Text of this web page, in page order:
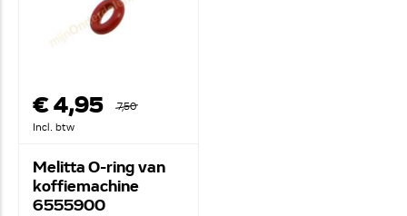
€ 4,95
7,50
Incl. btw
Melitta O-ring van
koffiemachine
6555900